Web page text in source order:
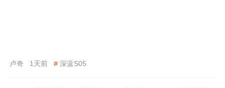
卢奇 1天前 # 深蓝S05